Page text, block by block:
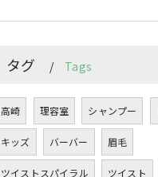
タグ Tags
高崎 理容室 シャンプー
キッズ バーバー 眉毛
ツイストスパイラル ツイスト